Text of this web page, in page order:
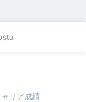
ャリア成績